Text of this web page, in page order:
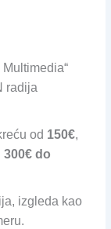
radija
od 150€,
300€ do
izgleda kao